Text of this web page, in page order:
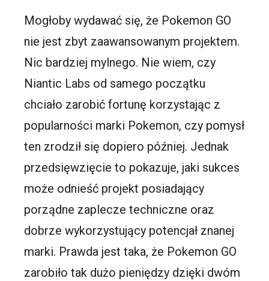
Mogłoby wydawać się, że Pokemon GO
nie jest zbyt zaawansowanym projektem.
Nic bardziej mylnego. Nie wiem, czy
Niantic Labs od samego początku
chciało zarobić fortunę korzystając z
popularności marki Pokemon, czy pomysł
ten zrodził się dopiero później. Jednak
przedsięwzięcie to pokazuje, jaki sukces
może odnieść projekt posiadający
porządne zaplecze techniczne oraz
dobrze wykorzystujący potencjał znanej
marki. Prawda jest taka, że Pokemon GO
zarobiło tak dużo pieniędzy dzięki dwóm